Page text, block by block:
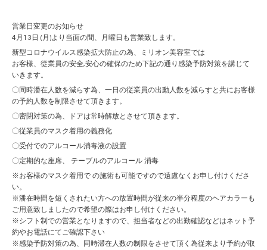
営業日変更のお知らせ
4 月 13 日 (月 )より当面の間、月曜日も営業致します。
新型コロナウイルス感染拡大防止の為、ミリオン美容室では
お客様、從業員の安全,安心の確保のため下記の通り感染予防対策を講じて
いきます。
〇同時潘在人数を減らす為、一日の従業員の出動人数を減らすと共にお客様
の予約人数を制限させて頂きます。
〇密閉対策の為、ドアは常時解放とさせて頂きます。
〇従業員のマスク着用の義務化
〇受付でのアルコール消毒液の設置
〇定期的な座席、 テーブルのアルコール 消毒
※お客様のマスク着用で の施術も可能ですので遠慮なくお申し付けくださ
い。
※潘在時間を短くされたい方への放置時間が従来の半分程度のヘアカラーも
ご用意致しましたので希望の際はお申し付けください。
※シフト制での営業となりますので、担当者などの出勤確認などはネット予
約やお電話にてご確認下さい
※感染予防対策の為、同時滞在人数の制限をさせて頂く為従来より予約が取